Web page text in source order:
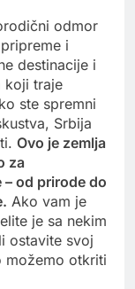
odmor
i
destinacije i
koji traje
ste spremni
Srbija
Ovo je zemlja
za
od prirode do
Ako vam je
je sa nekim
ostavite svoj
možemo otkriti